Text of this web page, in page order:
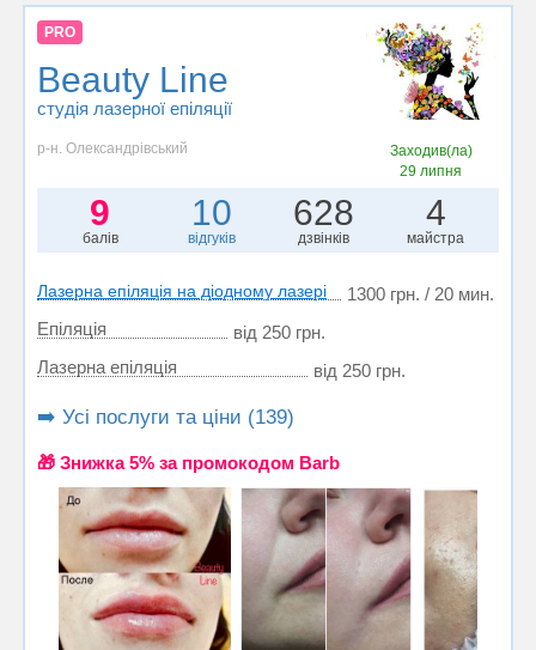
PRO
Beauty Line
студія лазерної епіляції
р-н. Олександрівський
Заходив(ла)
29 липня
9
балів
10
відгуків
628
дзвінків
4
майстра
Лазерна епіляція на діодному лазері
1300 грн. / 20 мин.
Епіляція
від 250 грн.
Лазерна епіляція
від 250 грн.
➡️ Усі послуги та ціни (139)
🎁 Знижка 5% за промокодом Barb